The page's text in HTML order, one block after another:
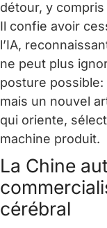
détour, y
Il confie avoir
l’IA,
ne peut plus
posture
mais un nouvel
qui oriente,
machine produit.
La Chine
cérébral